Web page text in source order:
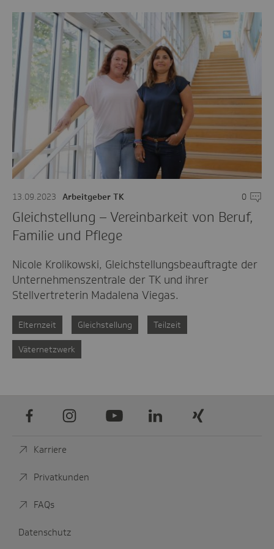
13.09.2023 Arbeitgeber TK 0
Gleichstellung – Vereinbarkeit von Beruf,
Familie und Pflege
Nicole Krolikowski, Gleichstellungsbeauftragte der
Unternehmenszentrale der TK und ihrer
Stellvertreterin Madalena Viegas.
Elternzeit Gleichstellung Teilzeit
Väternetzwerk
Facebook Instagram
Youtube LinkedIn Xing
Karriere
Privatkunden
FAQs
Datenschutz